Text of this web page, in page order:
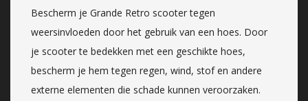
Bescherm je Grande Retro scooter tegen
weersinvloeden door het gebruik van een hoes. Door
je scooter te bedekken met een geschikte hoes,
bescherm je hem tegen regen, wind, stof en andere
externe elementen die schade kunnen veroorzaken.